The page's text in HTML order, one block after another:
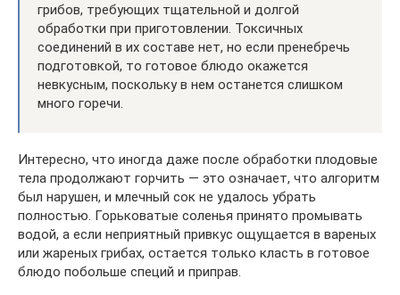
грибов, требующих тщательной и долгой
обработки при приготовлении. Токсичных
соединений в их составе нет, но если пренебречь
подготовкой, то готовое блюдо окажется
невкусным, поскольку в нем останется слишком
много горечи.
Интересно, что иногда даже после обработки плодовые
тела продолжают горчить — это означает, что алгоритм
был нарушен, и млечный сок не удалось убрать
полностью. Горьковатые соленья принято промывать
водой, а если неприятный привкус ощущается в вареных
или жареных грибах, остается только класть в готовое
блюдо побольше специй и приправ.